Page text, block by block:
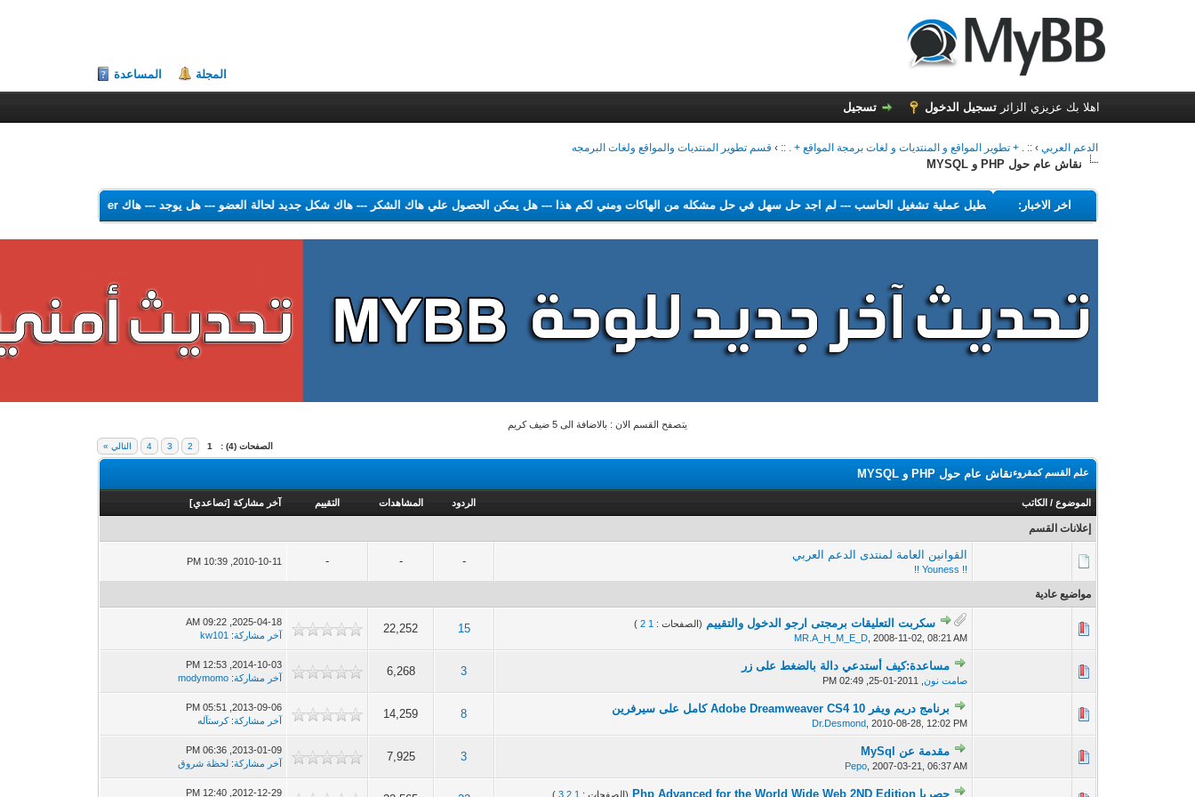
المجلة المساعدة
اهلا بك عزيزي الزائر تسجيل الدخول تسجيل
الدعم العربي ›:: . + تطوير المواقع و المنتديات و لغات برمجة المواقع + . :: › قسم تطوير المنتديات والمواقع ولغات البرمجه
نقاش عام حول PHP و MYSQL
اخر الاخبار:
البرامج التي تهدف إلى تعطيل عملية تشغيل الحاسب ---لم اجد حل سهل في حل مشكله من الهاكات ومني لكم هذا---هل يمكن الحصول علي هاك الشكر---هاك شكل جديد لحالة العضو---هل يوجد---هاك Theme Color Changer
يتصفح القسم الان : بالاضافة الى 5 ضيف كريم
الصفحات (4) : 1
2
3
4 التالي »
علم القسم كمقروءنقاش عام حول PHP و MYSQL
الموضوع / الكاتب الردود المشاهدات التقييم آخر مشاركة [تصاعدي]
إعلانات القسم
القوانين العامة لمنتدى الدعم العربي
!! Youness !!
-
-
-
2010-10-11, 10:39 PM
مواضيع عادية
سكربت التعليقات برمجتى ارجو الدخول والتقييم (الصفحات : 1
2
)
MR.A_H_M_E_D, 2008-11-02, 08:21 AM
15
22,252 0 أصوات - 0 من معدل 5 أصوات 1 2345
2025-04-18, 09:22 AM
آخر مشاركة:
kw101
مساعدة:كيف أستدعي دالة بالضغط على زر
صامت نون 2011-01-25, 02:49 PM
3
6,268 0 أصوات - 0 من معدل 5 أصوات 12 345
2014-10-03, 12:53 PM
آخر مشاركة:
modymomo
برنامج دريم ويفر Adobe Dreamweaver CS4 10 كامل على سيرفرين
Dr.Desmond, 2010-08-28, 12:02 PM
8
14,259 0 أصوات - 0 من معدل 5 أصوات 1 2345
2013-09-06, 05:51 PM
آخر مشاركة:كرستآله
مقدمة عن MySql
Pepo, 2007-03-21, 06:37 AM
3
7,925
2013-01-09, 06:36 PM
آخر مشاركة:لحظة شروق
حصريا Php Advanced for the World Wide Web 2ND Edition (الصفحات : 1
2
3
)
2012-12-29, 12:40 PM